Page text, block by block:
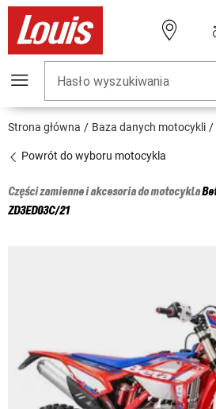
Hasło wyszukiwania
Strona główna Baza danych motocykli
Powrót do wyboru motocykla
Części zamienne i akcesoria do motocykla
ZD3ED03C/21